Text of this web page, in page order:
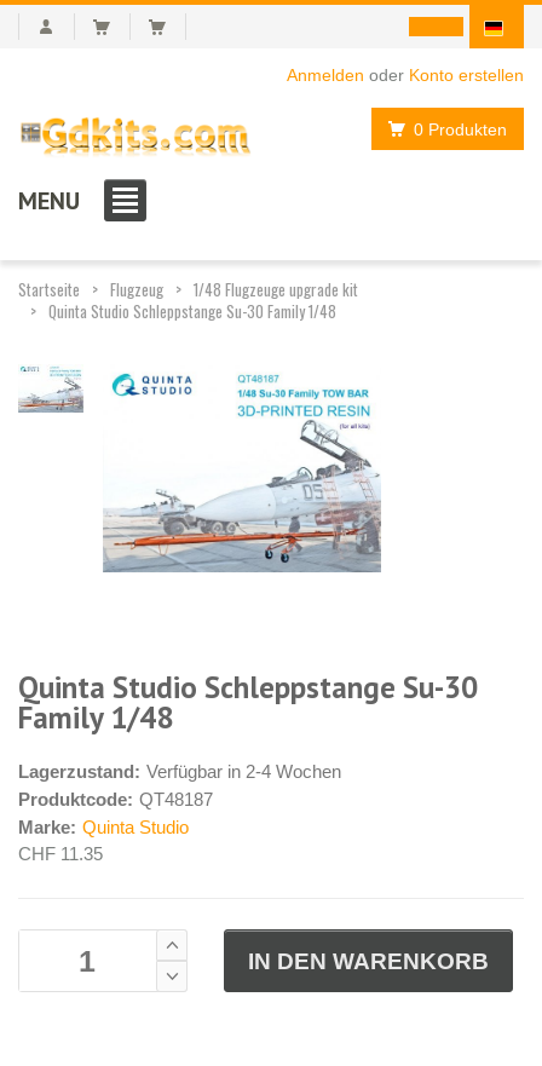
Anmelden oder Konto erstellen
0 Produkten
MENU
Startseite Flugzeug
1/48 Flugzeuge upgrade kit
Quinta Studio Schleppstange Su-30 Family 1/48
Quinta Studio Schleppstange Su-30
Family 1/48
Lagerzustand: Verfügbar in 2-4 Wochen
Produktcode: QT48187
Marke: Quinta Studio
CHF 11.35